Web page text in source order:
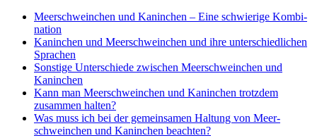
Meer­schwein­chen und Kanin­chen – Eine schwie­ri­ge Kom­bi­
na­ti­on
Kanin­chen und Meer­schwein­chen und ihre unter­schied­li­chen
Spra­chen
Sons­ti­ge Unter­schie­de zwi­schen Meer­schwein­chen und
Kanin­chen
Kann man Meer­schwein­chen und Kanin­chen trotz­dem
zusam­men hal­ten?
Was muss ich bei der gemein­sa­men Hal­tung von Meer­
schwein­chen und Kanin­chen beach­ten?